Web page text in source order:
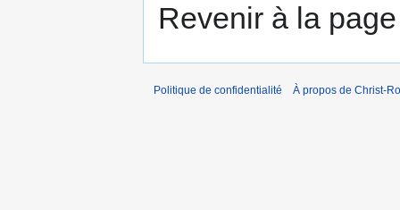
Revenir à la
Politique de confidentialité À propos de Christ-